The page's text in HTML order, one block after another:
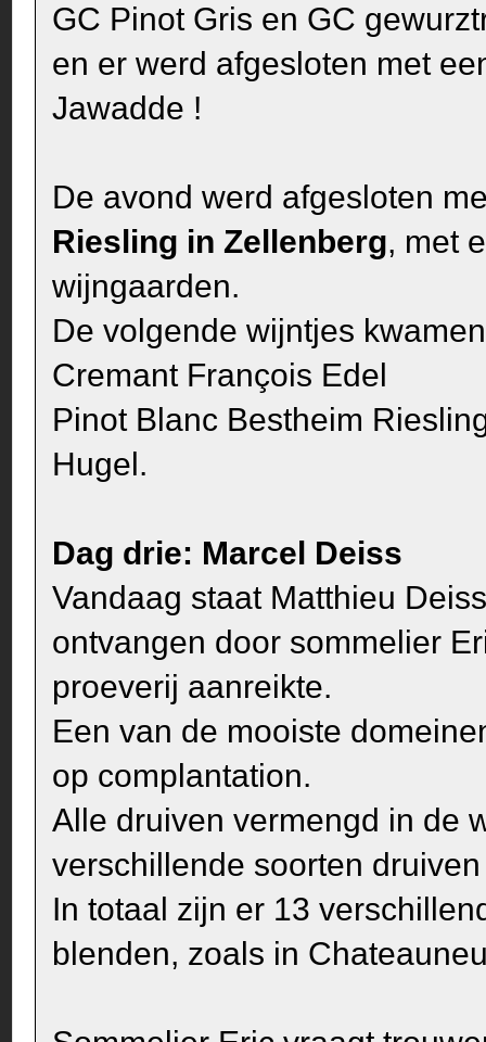
GC Pinot Gris en GC
en er werd afgesloten met
Jawadde !
De avond werd afgesloten
Riesling in Zellenberg, met
wijngaarden.
De volgende wijntjes
Cremant François Edel
Pinot Blanc Bestheim
Hugel.
Dag drie: Marcel Deiss
Vandaag staat Matthieu
ontvangen door sommelier
proeverij aanreikte.
Een van de mooiste
op complantation.
Alle druiven vermengd in de
verschillende soorten
In totaal zijn er 13
blenden, zoals in